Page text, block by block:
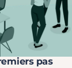
pas